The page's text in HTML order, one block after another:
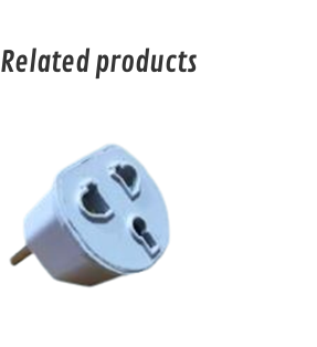
Related products